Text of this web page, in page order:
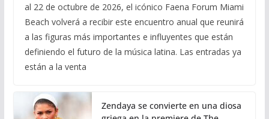
al 22 de octubre de 2026, el icónico Faena Forum Miami
Beach volverá a recibir este encuentro anual que reunirá
a las figuras más importantes e influyentes que están
definiendo el futuro de la música latina. Las entradas ya
están a la venta
Zendaya se convierte en una diosa